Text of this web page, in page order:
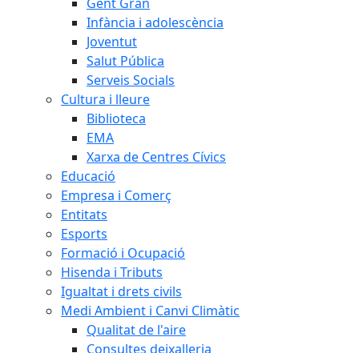
Infància i adolescència
Joventut
Salut Pública
Serveis Socials
Cultura i lleure
Biblioteca
EMA
Xarxa de Centres Cívics
Educació
Empresa i Comerç
Entitats
Esports
Formació i Ocupació
Hisenda i Tributs
Igualtat i drets civils
Medi Ambient i Canvi Climàtic
Qualitat de l'aire
Consultes deixalleria